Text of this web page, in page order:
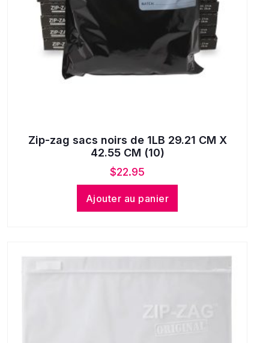
Zip-zag sacs noirs de 1LB 29.21 CM X
42.55 CM (10)
$22.95
Ajouter au panier